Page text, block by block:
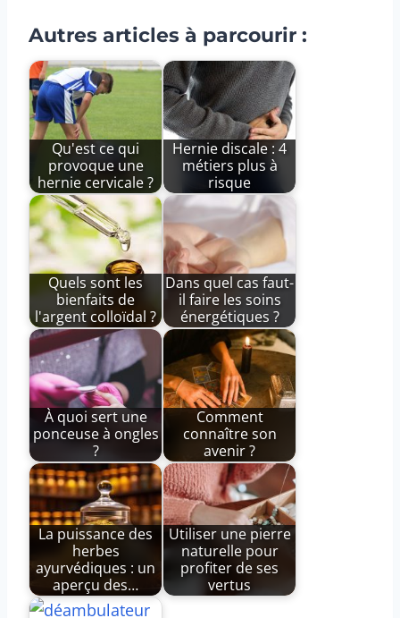
Autres articles à parcourir :
Qu'est ce qui
provoque une
hernie cervicale ?
Hernie discale : 4
métiers plus à
risque
Quels sont les
bienfaits de
l'argent colloïdal ?
Dans quel cas faut-
il faire les soins
énergétiques ?
À quoi sert une
ponceuse à ongles
?
Comment
connaître son
avenir ?
La puissance des
herbes
ayurvédiques : un
aperçu des…
Utiliser une pierre
naturelle pour
profiter de ses
vertus